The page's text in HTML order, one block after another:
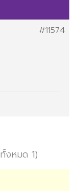
#11574
งหมด 1)